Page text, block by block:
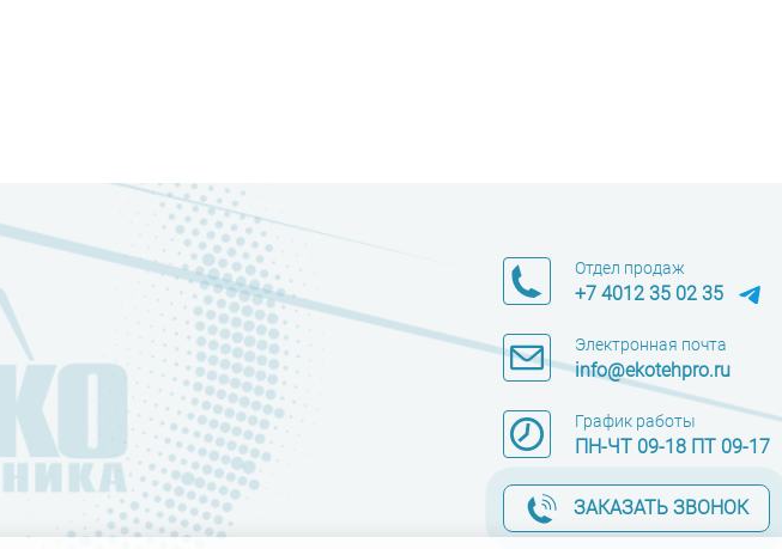
Отдел продаж
+7 4012 35 02 35
Электронная почта
info@ekotehpro.ru
График работы
ПН-ЧТ 09-18 ПТ 09-17
ЗАКАЗАТЬ ЗВОНОК